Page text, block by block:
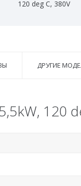
120 deg C, 380V
ДРУГИЕ
120